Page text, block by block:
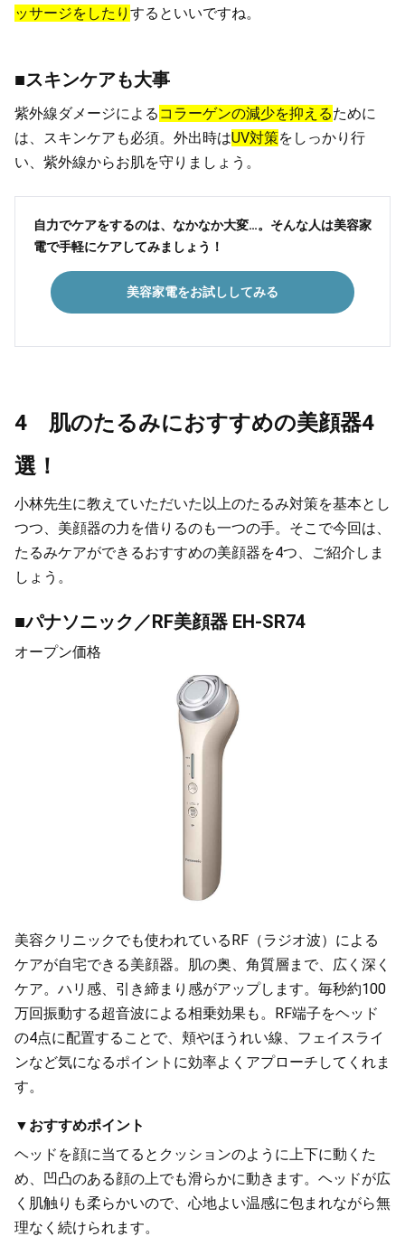
ッサージをしたり するといいですね。
■スキンケアも大事
紫外線ダメージによる コラーゲンの減少を抑えるために
は、スキンケアも必須。外出時はUV対策をしっかり行
い、紫外線からお肌を守りましょう。
自力でケアをするのは、なかなか大変…。そんな人は美容家
電で手軽にケアしてみましょう！
美容家電をお試ししてみる
4 肌のたるみにおすすめの美顔器4
選！
小林先生に教えていただいた以上のたるみ対策を基本とし
つつ、美顔器の力を借りるのも一つの手。そこで今回は、
たるみケアができるおすすめの美顔器を4つ、ご紹介しま
しょう。
■パナソニック／RF美顔器 EH-SR74
オープン価格
美容クリニックでも使われているRF（ラジオ波）による
ケアが自宅できる美顔器。肌の奥、角質層まで、広く深く
ケア。ハリ感、引き締まり感がアップします。毎秒約100
万回振動する超音波による相乗効果も。RF端子をヘッド
の4点に配置することで、頬やほうれい線、フェイスライ
ンなど気になるポイントに効率よくアプローチしてくれま
す。
▼おすすめポイント
ヘッドを顔に当てるとクッションのように上下に動くた
め、凹凸のある顔の上でも滑らかに動きます。ヘッドが広
く肌触りも柔らかいので、心地よい温感に包まれながら無
理なく続けられます。